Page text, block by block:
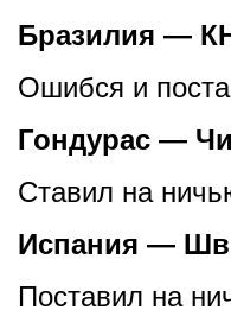
Бразилия —
Ошибся и
Гондурас —
Ставил на
Испания —
Поставил на